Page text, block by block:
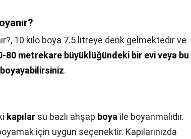
10 kilo boya 7.5 litreye denk gelmektedir ve
80 metrekare büyüklüğündeki bir evi veya bu
.
kapılar su bazlı ahşap boya ile boyanmalıdır.
için uygun seçenektir. Kapılarınızda